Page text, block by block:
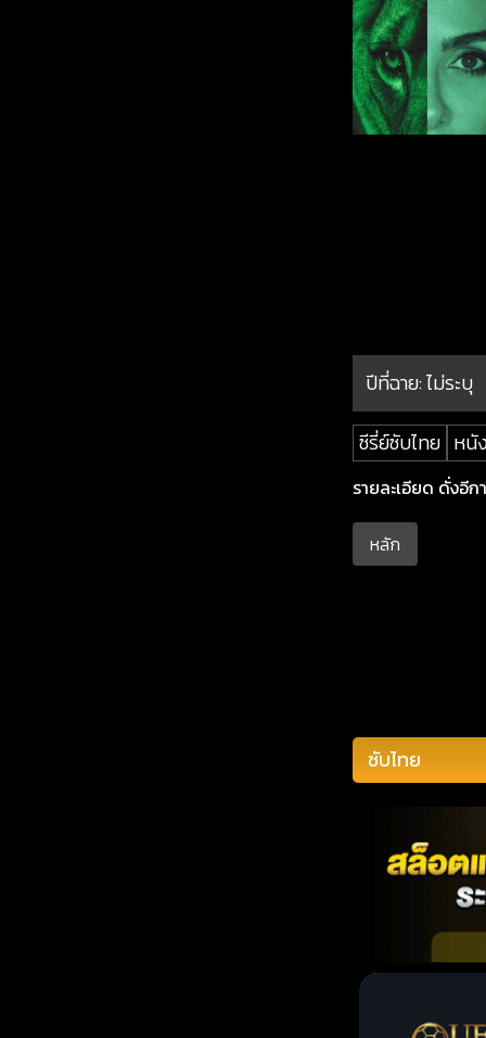
ปีที่ฉาย:ไม่ระบุ
ซีรี่ย์ซับไทย หนั
รายละเอียด ดั่งอี
หลัก